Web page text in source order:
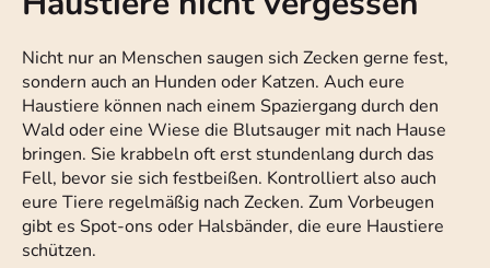
Nicht nur an Menschen saugen sich Zecken gerne fest,
sondern auch an Hunden oder Katzen. Auch eure
Haustiere können nach einem Spaziergang durch den
Wald oder eine Wiese die Blutsauger mit nach Hause
bringen. Sie krabbeln oft erst stundenlang durch das
Fell, bevor sie sich festbeißen. Kontrolliert also auch
eure Tiere regelmäßig nach Zecken. Zum Vorbeugen
gibt es Spot-ons oder Halsbänder, die eure Haustiere
schützen.